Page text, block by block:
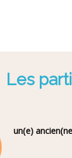
Les
un(e)